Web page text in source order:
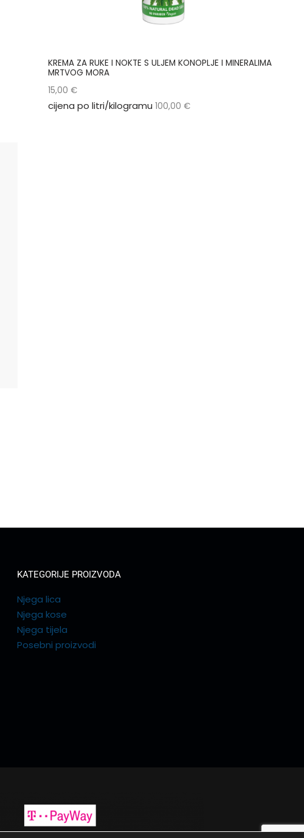
KREMA ZA RUKE I NOKTE S ULJEM KONOPLJE I MINERALIMA
MRTVOG MORA
15,00 €
cijena po litri/kilogramu 100,00 €
KATEGORIJE PROIZVODA
Njega lica
Njega kose
Njega tijela
Posebni proizvodi